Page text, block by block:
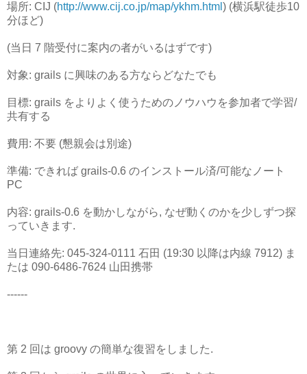
場所: CIJ (http://www.cij.co.jp/map/ykhm.html ) (横浜駅徒歩10
分ほど)
(当日 7 階受付に案内の者がいるはずです)
対象: grails に興味のある方ならどなたでも
目標: grails をよりよく使うためのノウハウを参加者で学習/
共有する
費用: 不要 (懇親会は別途)
準備: できれば grails-0.6 のインストール済/可能なノート
PC
内容: grails-0.6 を動かしながら, なぜ動くのかを少しずつ探
っていきます.
当日連絡先: 045-324-0111 石田 (19:30 以降は内線 7912) ま
たは 090-6486-7624 山田携帯
------
第 2 回は groovy の簡単な復習をしました.